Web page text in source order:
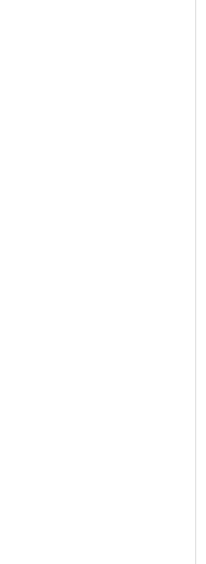
Forstå målgrupper
Udvikle og forbedre
Bruge begrænsede
Bruge præcise
Identificere enheder